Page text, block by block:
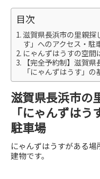
目次
滋賀県長浜市の里親探
す」へのアクセス・駐
にゃんずはうすの空間
【完全予約制】滋賀
「にゃんずはうす」の
滋賀県長浜市の
「にゃんずはう
駐車場
にゃんずはうすがある
建物です。